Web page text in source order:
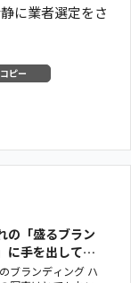
に業者選定をさ
コピー
の「盛るブラン
に手を出しては
ブランディング ハ